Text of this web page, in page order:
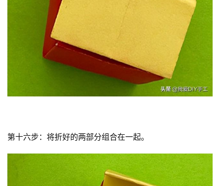
第十六步：将折好的两部分组合在一起。